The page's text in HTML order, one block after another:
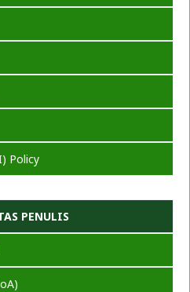
Policy
PENULIS